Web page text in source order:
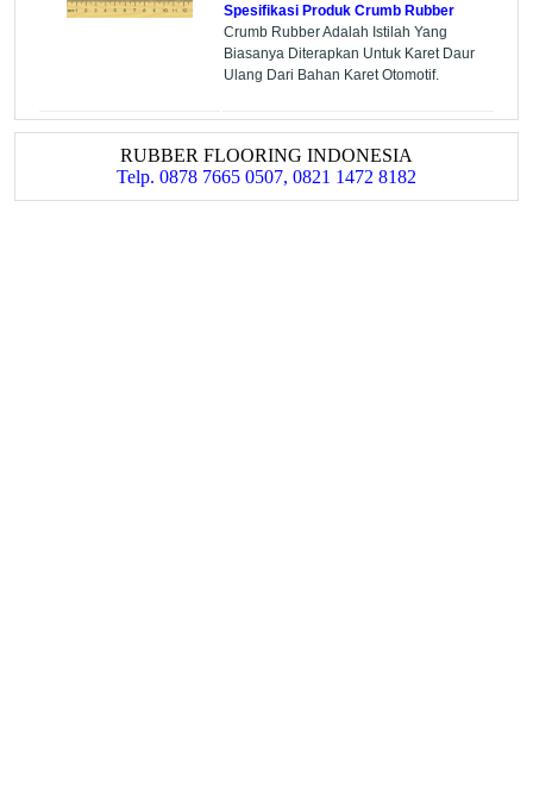
Spesifikasi Produk Crumb Rubber
Crumb Rubber Adalah Istilah Yang
Biasanya Diterapkan Untuk Karet Daur
Ulang Dari Bahan Karet Otomotif.
RUBBER FLOORING INDONESIA
Telp. 0878 7665 0507, 0821 1472 8182